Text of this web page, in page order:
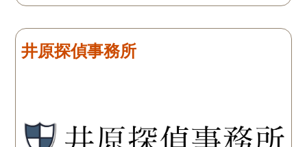
方に依頼となると丸投げで
が、二人三脚で協力しあい
ながら、進めて行った感じ
と思います。思い切ってお
願いして良かったです。 こ
した。あ、もちろん過ぎ
調査が終わって今後どう
とうございました。
井原探偵事務所